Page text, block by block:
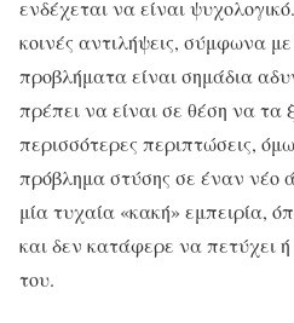
ενδέχεται να είναι
κοινές αντιλήψεις, σύμφωνα
προβλήματα είναι σημάδια
πρέπει να είναι σε θέση να τα
περισσότερες περιπτώσεις,
πρόβλημα στύσης σε έναν νέο
μία τυχαία «κακή» εμπειρία,
και δεν κατάφερε να πετύχει
του.